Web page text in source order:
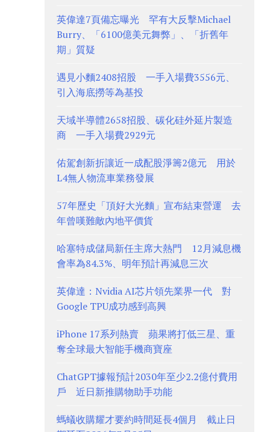
英偉達7頁備忘曝光 罕有大反擊Michael
Burry、「6100億美元舞弊」、「折舊年
期」質疑
遇見小麵2408招股 一手入場費3556元、
引入海底撈等為基投
天域半導體2658招股、碳化硅外延片製造
商 一手入場費2929元
佑駕創新折讓近一成配股淨籌2億元 用於
L4無人物流車業務發展
57年歷史「頂好大光麵」宣布結束營運 去
年曾嘆難敵內地平價貨
哈塞特成儲局新任主席大熱門 12月減息機
會率為84.3%、明年預計再減息三次
英偉達：Nvidia AI芯片領先業界一代 對
Google TPU成功感到高興
iPhone 17系列熱賣 蘋果將打低三星、重
奪全球最大智能手機商寶座
ChatGPT據報預計2030年至少2.2億付費用
戶 近日新推購物助手功能
螞蟻收購耀才要約時間延長4個月 截止日